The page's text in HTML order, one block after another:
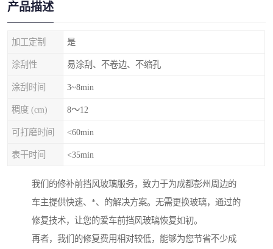
产品描述
加工定制 是
涂刮性 易涂刮、不卷边、不缩孔
涂刮时间 3~8min
稠度 (cm) 8～12
可打磨时间 <60min
表干时间 <35min
我们的修补前挡风玻璃服务，致力于为成都彭州周边的
车主提供快速、*、的解决方案。无需更换玻璃，通过的
修复技术，让您的爱车前挡风玻璃恢复如初。
再者，我们的修复费用相对较低，能够为您节省不少成